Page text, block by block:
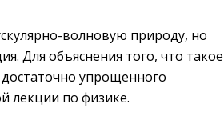
волновую природу, но
Для объяснения того, что такое
упрощенного
лекции по физике.